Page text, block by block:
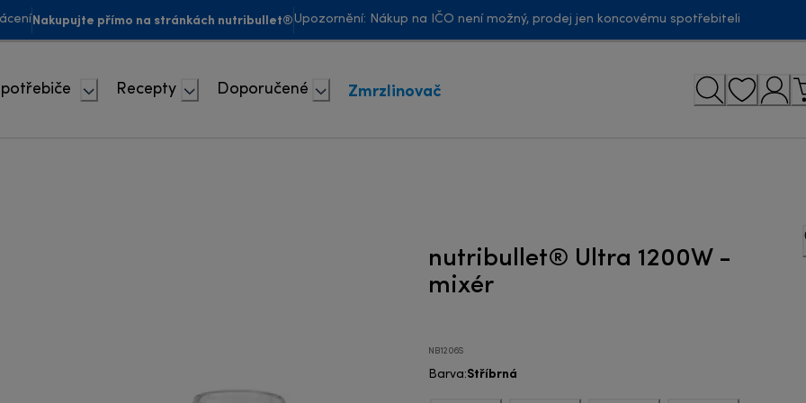
Nakupujte přímo na stránkách nutribullet®Upozornění: Nákup na IČO není možný, prodej jen koncovému spotřebiteli
Recepty Doporučené Zmrzlinovač
nutribullet® Ultra 1200W -
mixér
NB1206S
Barva:Stříbrná